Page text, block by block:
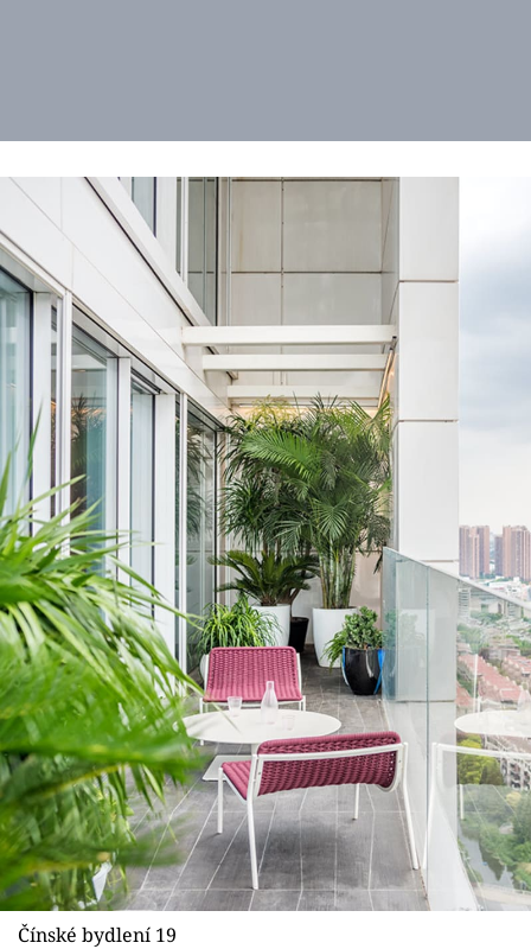
Čínské bydlení 19